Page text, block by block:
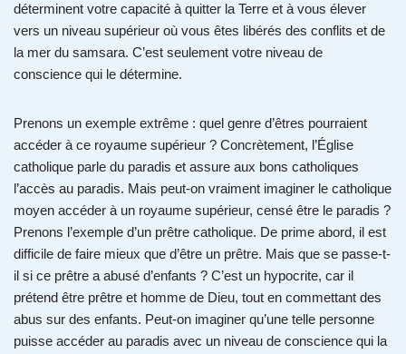
déterminent votre capacité à quitter la Terre et à vous élever
vers un niveau supérieur où vous êtes libérés des conflits et de
la mer du samsara. C’est seulement votre niveau de
conscience qui le détermine.
Prenons un exemple extrême : quel genre d’êtres pourraient
accéder à ce royaume supérieur ? Concrètement, l’Église
catholique parle du paradis et assure aux bons catholiques
l’accès au paradis. Mais peut-on vraiment imaginer le catholique
moyen accéder à un royaume supérieur, censé être le paradis ?
Prenons l’exemple d’un prêtre catholique. De prime abord, il est
difficile de faire mieux que d’être un prêtre. Mais que se passe-t-
il si ce prêtre a abusé d’enfants ? C’est un hypocrite, car il
prétend être prêtre et homme de Dieu, tout en commettant des
abus sur des enfants. Peut-on imaginer qu’une telle personne
puisse accéder au paradis avec un niveau de conscience qui la